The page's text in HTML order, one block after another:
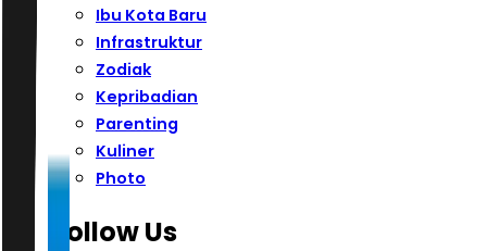
Ibu Kota Baru
Infrastruktur
Zodiak
Kepribadian
Parenting
Kuliner
Photo
Follow Us